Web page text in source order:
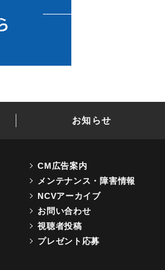
お知らせ
CM広告案内
メンテナンス・障害情報
NCVアーカイブ
お問い合わせ
視聴者投稿
プレゼント応募